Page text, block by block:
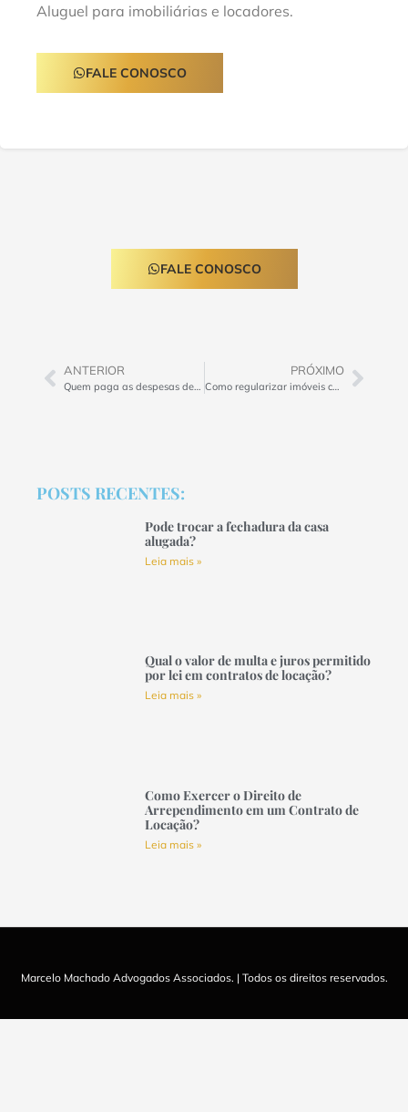
Aluguel para imobiliárias e locadores.
FALE CONOSCO
FALE CONOSCO
ANTERIOR
Quem paga as despesas de IPTU quando o imóvel está alugado?
PRÓXIMO
Como regularizar imóveis com dívida ativa prévia?
POSTS RECENTES:
Pode trocar a fechadura da casa
alugada?
Leia mais »
Qual o valor de multa e juros permitido
por lei em contratos de locação?
Leia mais »
Como Exercer o Direito de
Arrependimento em um Contrato de
Locação?
Leia mais »
Marcelo Machado Advogados Associados. | Todos os direitos reservados.